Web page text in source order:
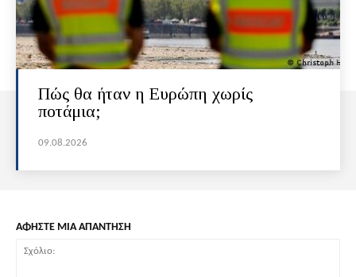
Πώς θα ήταν η Ευρώπη χωρίς
ποτάμια;
09.08.2026
ΑΦΗΣΤΕ ΜΙΑ ΑΠΑΝΤΗΣΗ